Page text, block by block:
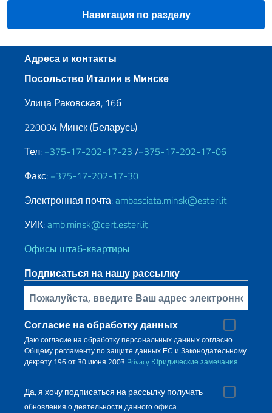
Навигация по разделу
Нижний колонтитул
Адреса и контакты
Посольство Италии в Минске
Улица Раковская, 16б
220004 Минск (Беларусь)
Тел: +375-17-202-17-23 /+375-17-202-17-06
Факс: +375-17-202-17-30
Электронная почта:ambasciata.minsk@esteri.it
УИК:amb.minsk@cert.esteri.it
Офисы штаб-квартиры
Подписаться на нашу рассылку
Bставьте свой адрес электронной почты
Согласие на обработку данных
Даю согласие на обработку персональных данных согласно
Общему регламенту по защите данных ЕС и Законодательному
декрету 196 от 30 июня 2003 Privacy Юридические замечания
Да, я хочу подписаться на рассылку получать
обновления о деятельности данного офиса